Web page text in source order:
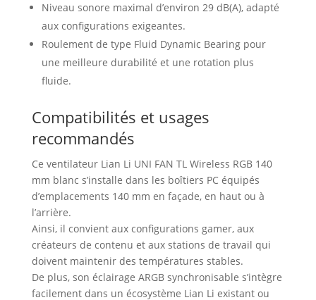
Niveau sonore maximal d’environ 29 dB(A), adapté
aux configurations exigeantes.
Roulement de type Fluid Dynamic Bearing pour
une meilleure durabilité et une rotation plus
fluide.
Compatibilités et usages
recommandés
Ce ventilateur Lian Li UNI FAN TL Wireless RGB 140
mm blanc s’installe dans les boîtiers PC équipés
d’emplacements 140 mm en façade, en haut ou à
l’arrière.
Ainsi, il convient aux configurations gamer, aux
créateurs de contenu et aux stations de travail qui
doivent maintenir des températures stables.
De plus, son éclairage ARGB synchronisable s’intègre
facilement dans un écosystème Lian Li existant ou